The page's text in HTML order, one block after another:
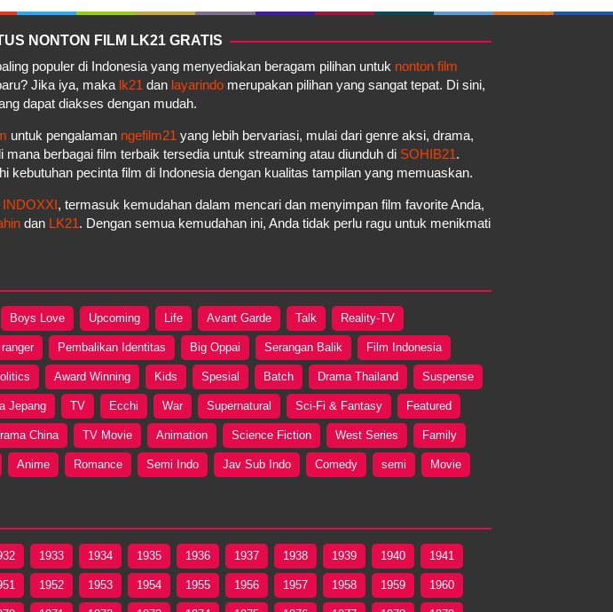
NONTON FILM LK21 GRATIS
populer di Indonesia yang menyediakan beragam pilihan untuk nonton film
Jika iya, maka lk21 dan layarindo merupakan pilihan yang sangat tepat. Di sini,
dapat diakses dengan mudah.
untuk pengalaman ngefilm21 yang lebih bervariasi, mulai dari genre aksi, drama,
mana berbagai film terbaik tersedia untuk streaming atau diunduh di SOHIB21.
kebutuhan pecinta film di Indonesia dengan kualitas tampilan yang memuaskan.
INDOXXI, termasuk kemudahan dalam mencari dan menyimpan film favorite Anda,
dan LK21. Dengan semua kemudahan ini, Anda tidak perlu ragu untuk menikmati
Boys Love Upcoming Life Avant Garde Talk Reality-TV
Pembalikan Identitas Big Oppai Serangan Balik Film Indonesia
Award Winning Kids Spesial Batch Drama Thailand Suspense
Jepang TV Ecchi War Supernatural Sci-Fi & Fantasy Featured
China TV Movie Animation Science Fiction West Series Family
Anime Romance Semi Indo Jav Sub Indo Comedy semi Movie
1933 1934 1935 1936 1937 1938 1939 1940 1941
1952 1953 1954 1955 1956 1957 1958 1959 1960